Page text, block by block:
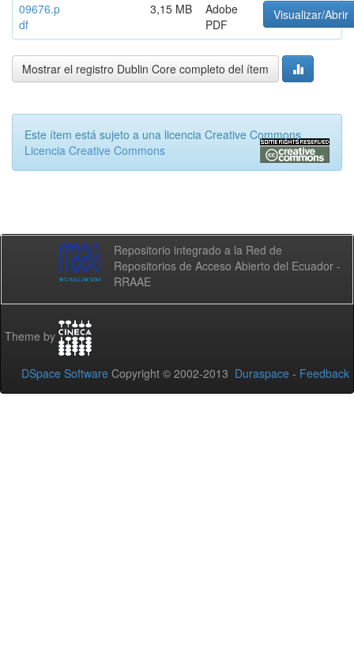
09676.p
df
3,15 MB
Adobe
PDF
Visualizar/Abrir
Mostrar el registro Dublin Core completo del ítem
Este ítem está sujeto a una licencia Creative Commons
Licencia Creative Commons
Repositorio integrado a la Red de
Repositorios de Acceso Abierto del Ecuador -
RRAAE
Theme by
DSpace Software Copyright © 2002-2013 Duraspace - Feedback